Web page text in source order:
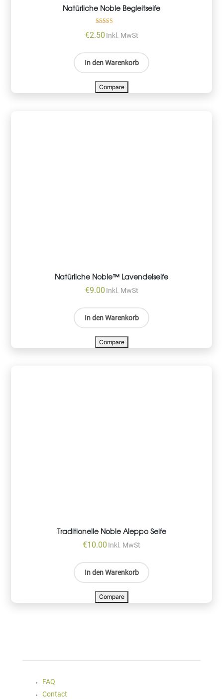
Natürliche Noble Begleitseife
5.00
€2.50 Inkl. MwSt
In den Warenkorb
Compare
Natürliche Noble™ Lavendelseife
€9.00 Inkl. MwSt
In den Warenkorb
Compare
Traditionelle Noble Aleppo Seife
€10.00 Inkl. MwSt
In den Warenkorb
Compare
FAQ
Contact